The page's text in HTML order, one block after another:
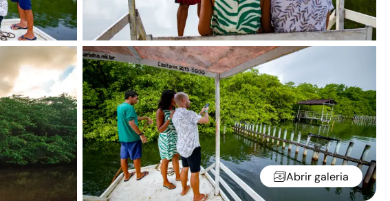
Abrir galeria